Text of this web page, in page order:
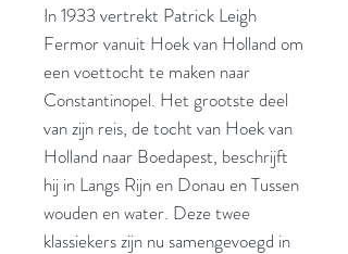
In 1933 vertrekt Patrick Leigh
Fermor vanuit Hoek van Holland om
een voettocht te maken naar
Constantinopel. Het grootste deel
van zijn reis, de tocht van Hoek van
Holland naar Boedapest, beschrijft
hij in Langs Rijn en Donau en Tussen
wouden en water. Deze twee
klassiekers zijn nu samengevoegd in